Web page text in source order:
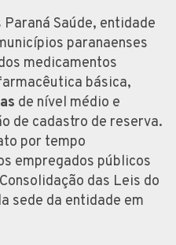
Saúde, entidade
paranaenses
medicamentos
básica,
de nível médio e
de cadastro de reserva.
por tempo
empregados públicos
das Leis do
sede da entidade em